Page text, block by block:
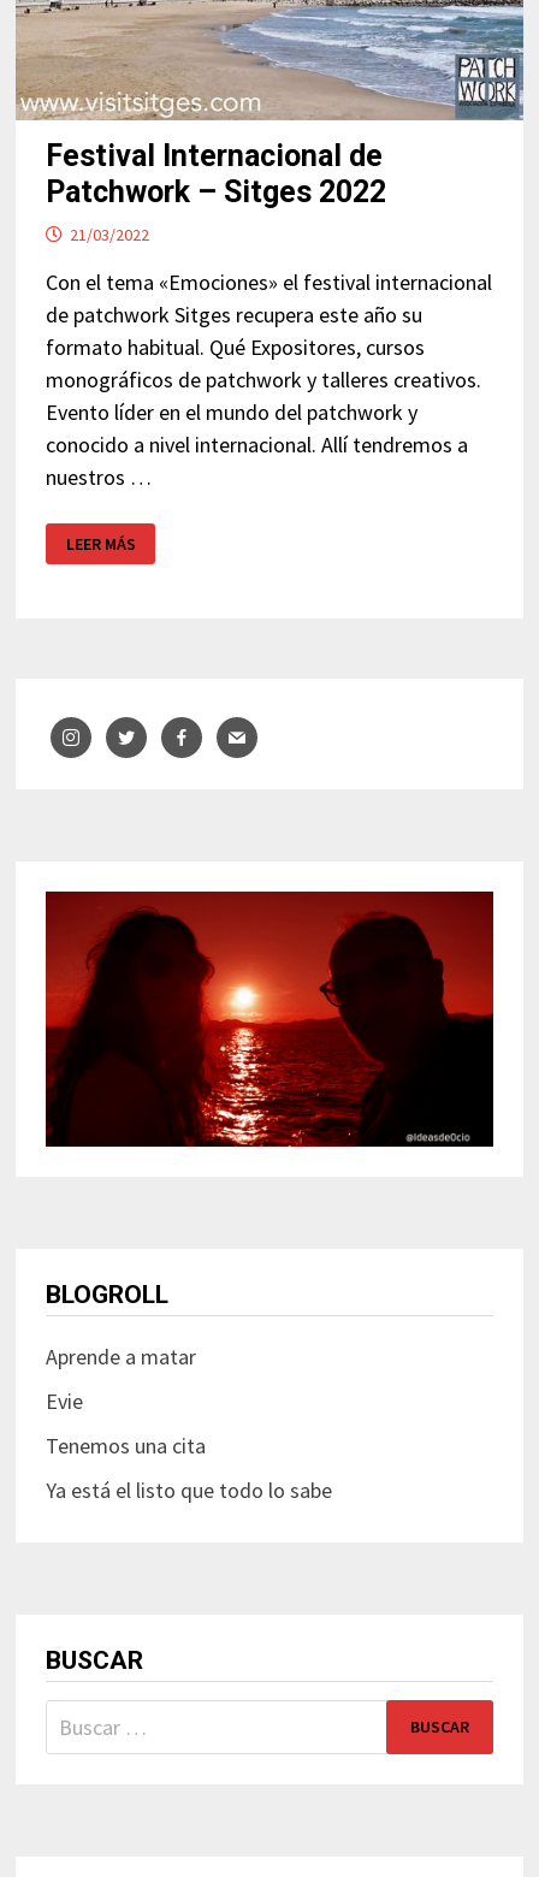
Festival Internacional de
Patchwork – Sitges 2022
21/03/2022
Con el tema «Emociones» el festival internacional
de patchwork Sitges recupera este año su
formato habitual. Qué Expositores, cursos
monográficos de patchwork y talleres creativos.
Evento líder en el mundo del patchwork y
conocido a nivel internacional. Allí tendremos a
nuestros …
FESTIVAL
INTERNACIONAL
DE
LEER MÁS
BLOGROLL
Aprende a matar
Evie
Tenemos una cita
Ya está el listo que todo lo sabe
BUSCAR
Buscar: